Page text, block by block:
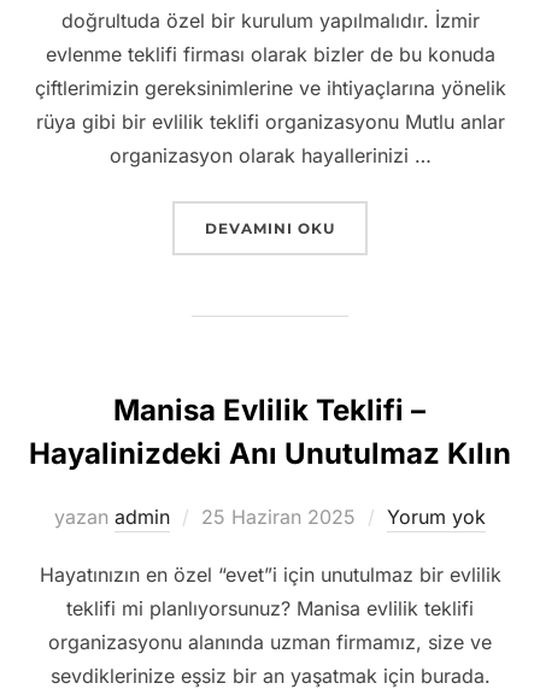
doğrultuda özel bir kurulum yapılmalıdır. İzmir
evlenme teklifi firması olarak bizler de bu konuda
çiftlerimizin gereksinimlerine ve ihtiyaçlarına yönelik
rüya gibi bir evlilik teklifi organizasyonu Mutlu anlar
organizasyon olarak hayallerinizi …
“İZMIR EVLENME TEKLIFI FIYATLARI –
DEVAMINI OKU
Manisa Evlilik Teklifi –
Hayalinizdeki Anı Unutulmaz Kılın
yazan admin
Yayımlanma
25 Haziran 2025 Yorum yok
Hayatınızın en özel “evet”i için unutulmaz bir evlilik
teklifi mi planlıyorsunuz? Manisa evlilik teklifi
organizasyonu alanında uzman firmamız, size ve
sevdiklerinize eşsiz bir an yaşatmak için burada.